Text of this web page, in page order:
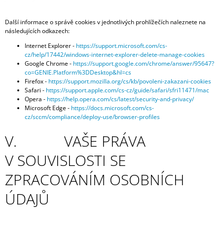
Další informace o správě cookies v jednotlivých prohlížečích naleznete na
následujících odkazech:
Internet Explorer - https://support.microsoft.com/cs-
cz/help/17442/windows-internet-explorer-delete-manage-cookies
Google Chrome - https://support.google.com/chrome/answer/95647?
co=GENIE.Platform%3DDesktop&hl=cs
Firefox - https://support.mozilla.org/cs/kb/povoleni-zakazani-cookies
Safari - https://support.apple.com/cs-cz/guide/safari/sfri11471/mac
Opera - https://help.opera.com/cs/latest/security-and-privacy/
Microsoft Edge - https://docs.microsoft.com/cs-
cz/sccm/compliance/deploy-use/browser-profiles
V. VAŠE PRÁVA
V SOUVISLOSTI SE
ZPRACOVÁNÍM OSOBNÍCH
ÚDAJŮ